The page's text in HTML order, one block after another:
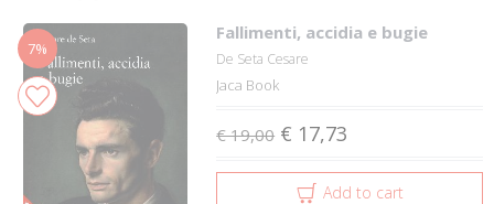
7%
Fallimenti, accidia e bugie
De Seta Cesare
Jaca Book
€ 19,00 € 17,73
Add to cart